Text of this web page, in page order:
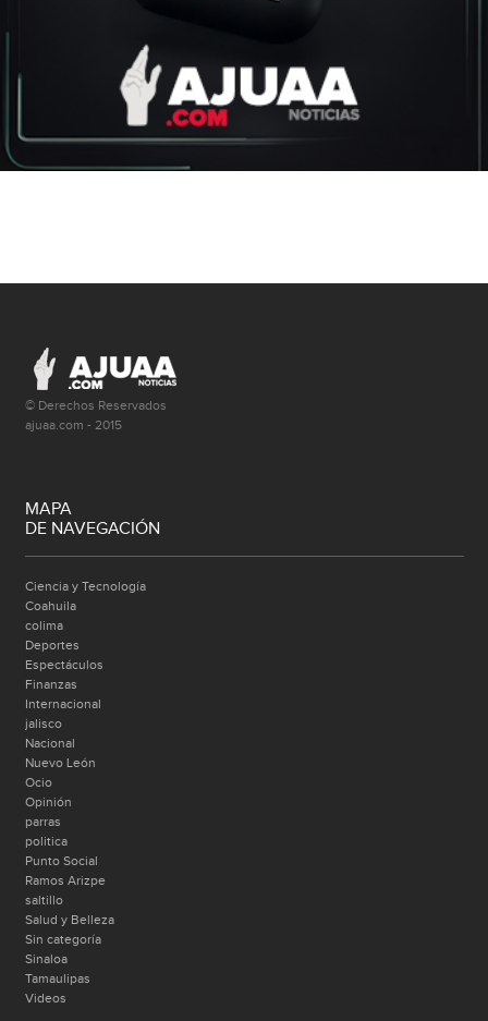
© Derechos Reservados
ajuaa.com - 2015
MAPA
DE NAVEGACIÓN
Ciencia y Tecnología
Coahuila
colima
Deportes
Espectáculos
Finanzas
Internacional
jalisco
Nacional
Nuevo León
Ocio
Opinión
parras
politica
Punto Social
Ramos Arizpe
saltillo
Salud y Belleza
Sin categoría
Sinaloa
Tamaulipas
Videos